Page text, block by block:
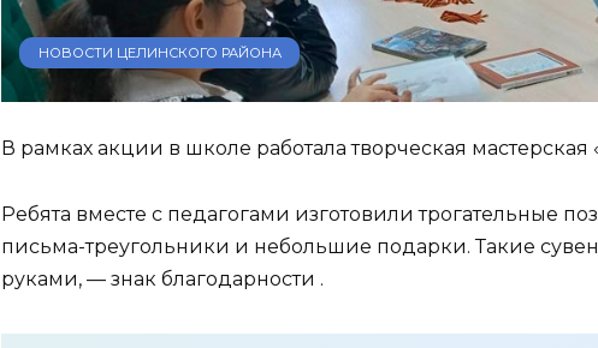
НОВОСТИ ЦЕЛИНСКОГО РАЙОНА
В рамках акции в школе работала творческая
Ребята вместе с педагогами изготовили трогательные
письма-треугольники и небольшие подарки. Такие
руками, — знак благодарности .